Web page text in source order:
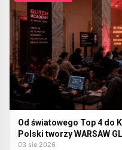
Od światowego Top 4 do
Polski tworzy WARSAW
03 sie 2026